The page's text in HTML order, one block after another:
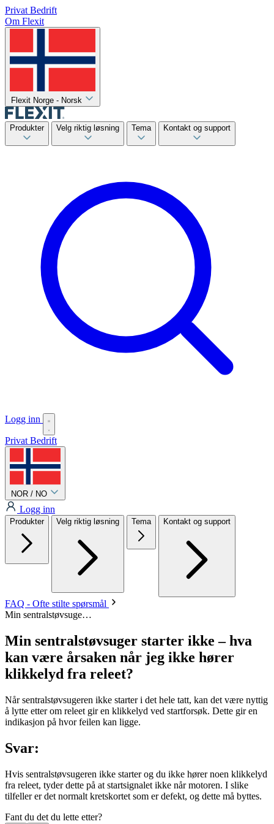
Privat Bedrift
Om Flexit
Flexit Norge - Norsk
Produkter Velg riktig løsning Tema Kontakt og support
Logg inn
Privat Bedrift
NOR / NO
Logg inn
Produkter Velg riktig løsning Tema Kontakt og support
FAQ - Ofte stilte spørsmål
Min sentralstøvsuge…
Min sentralstøvsuger starter ikke – hva
kan være årsaken når jeg ikke hører
klikkelyd fra releet?
Når sentralstøvsugeren ikke starter i det hele tatt, kan det være nyttig
å lytte etter om releet gir en klikkelyd ved startforsøk. Dette gir en
indikasjon på hvor feilen kan ligge.
Svar:
Hvis sentralstøvsugeren ikke starter og du ikke hører noen klikkelyd
fra releet, tyder dette på at startsignalet ikke når motoren. I slike
tilfeller er det normalt kretskortet som er defekt, og dette må byttes.
Fant du det du lette etter?